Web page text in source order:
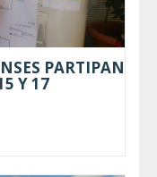
PARTIPAN
Y 17